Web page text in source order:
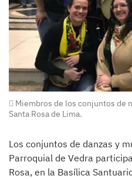
Miembros de los conjuntos de
Santa Rosa de Lima.
Los conjuntos de danzas y
Parroquial de Vedra
Rosa, en la Basílica